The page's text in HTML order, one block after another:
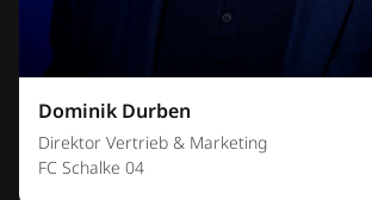
Dominik Durben
Direktor Vertrieb & Marketing
FC Schalke 04